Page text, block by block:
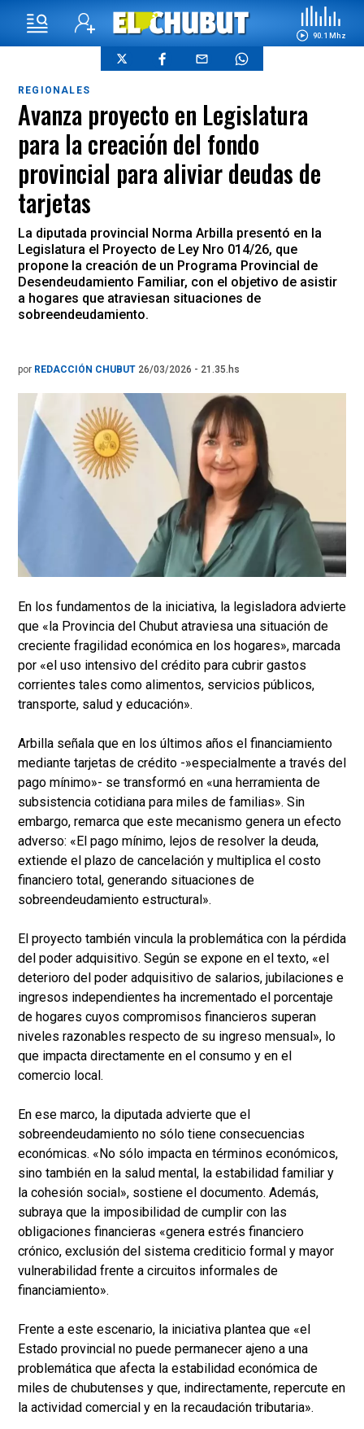
90.1 Mhz
REGIONALES
Avanza proyecto en Legislatura
para la creación del fondo
provincial para aliviar deudas de
tarjetas
La diputada provincial Norma Arbilla presentó en la
Legislatura el Proyecto de Ley Nro 014/26, que
propone la creación de un Programa Provincial de
Desendeudamiento Familiar, con el objetivo de asistir
a hogares que atraviesan situaciones de
sobreendeudamiento.
por REDACCIÓN CHUBUT 26/03/2026 - 21.35.hs
En los fundamentos de la iniciativa, la legisladora advierte
que «la Provincia del Chubut atraviesa una situación de
creciente fragilidad económica en los hogares», marcada
por «el uso intensivo del crédito para cubrir gastos
corrientes tales como alimentos, servicios públicos,
transporte, salud y educación».
Arbilla señala que en los últimos años el financiamiento
mediante tarjetas de crédito -»especialmente a través del
pago mínimo»- se transformó en «una herramienta de
subsistencia cotidiana para miles de familias». Sin
embargo, remarca que este mecanismo genera un efecto
adverso: «El pago mínimo, lejos de resolver la deuda,
extiende el plazo de cancelación y multiplica el costo
financiero total, generando situaciones de
sobreendeudamiento estructural».
El proyecto también vincula la problemática con la pérdida
del poder adquisitivo. Según se expone en el texto, «el
deterioro del poder adquisitivo de salarios, jubilaciones e
ingresos independientes ha incrementado el porcentaje
de hogares cuyos compromisos financieros superan
niveles razonables respecto de su ingreso mensual», lo
que impacta directamente en el consumo y en el
comercio local.
En ese marco, la diputada advierte que el
sobreendeudamiento no sólo tiene consecuencias
económicas. «No sólo impacta en términos económicos,
sino también en la salud mental, la estabilidad familiar y
la cohesión social», sostiene el documento. Además,
subraya que la imposibilidad de cumplir con las
obligaciones financieras «genera estrés financiero
crónico, exclusión del sistema crediticio formal y mayor
vulnerabilidad frente a circuitos informales de
financiamiento».
Frente a este escenario, la iniciativa plantea que «el
Estado provincial no puede permanecer ajeno a una
problemática que afecta la estabilidad económica de
miles de chubutenses y que, indirectamente, repercute en
la actividad comercial y en la recaudación tributaria».